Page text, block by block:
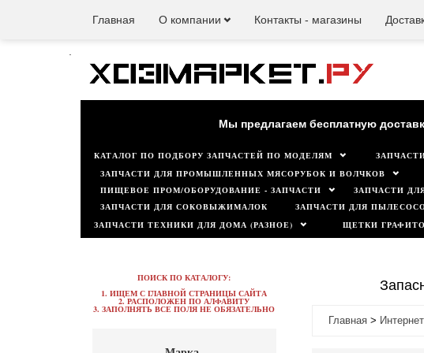
Главная О компании Контакты - магазины
Наш магазин
Мы предлагаем бесплатную
КАТАЛОГ ПО ПОДБОРУ ЗАПЧАСТЕЙ ПО МОДЕЛЯМ
ЗАПЧАСТИ ДЛЯ ПРОМЫШЛЕННЫХ МЯСОРУБОК И ВОЛЧКОВ
ПИЩЕВОЕ ПРОМ/ОБОРУДОВАНИЕ - ЗАПЧАСТИ
ЗАПЧАСТИ
ЗАПЧАСТИ ДЛЯ СОКОВЫЖИМАЛОК
ЗАПЧАСТИ ДЛЯ
ЗАПЧАСТИ ТЕХНИКИ ДЛЯ ДОМА (РАЗНОЕ)
ЩЕТКИ
Главная>
ПОИСК ПО КАТАЛОГУ:
1. ИЩЕМ С ГЛАВНОЙ СТРАНИЦЫ САЙТА
2. РАСПОЛОЖЕН ПО АЛФАВИТУ
3. ЗАПОЛНЯТЬ ВСЕ ПОЛЯ НЕ ОБЯЗАТЕЛЬНО